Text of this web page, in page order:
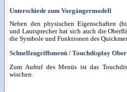
Unterschiede zum Vorgängermodell
Neben den physischen Eigenschaften
und Lautsprecher hat sich auch die
die Symbole und Funktionen des
Schnellzugriffsmenü / Touchdisplay
Zum Aufruf des Menüs ist das
wischen.